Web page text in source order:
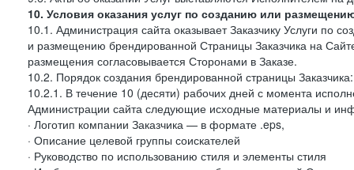
10. Условия оказания услуг по созданию или
10.1. Администрация сайта оказывает Заказчику Услуги по
и размещению брендированной Страницы Заказчика на
размещения согласовывается Сторонами в Заказе.
10.2. Порядок создания брендированной страницы Заказчика:
10.2.1. В течение 10 (десяти) рабочих дней с момента
Администрации сайта следующие исходные материалы и
· Логотип компании Заказчика — в формате .eps,
· Описание целевой группы соискателей
· Руководство по использованию стиля и элементы стиля